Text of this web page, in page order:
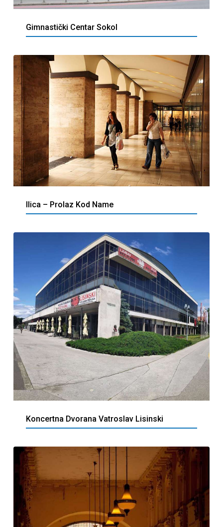
Gimnastički Centar Sokol
Ilica – Prolaz Kod Name
Koncertna Dvorana Vatroslav Lisinski